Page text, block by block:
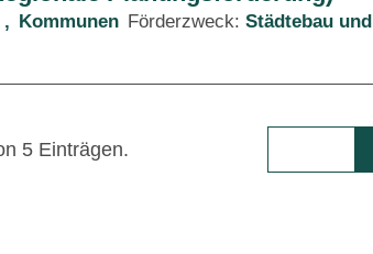
Kommunen Förderzweck: Städtebau und
5 Einträgen.